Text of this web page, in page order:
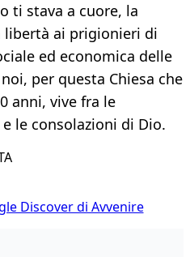
ti stava a cuore, la
libertà ai prigionieri di
ed economica delle
per questa Chiesa che
anni, vive fra le
le consolazioni di Dio.
Discover di Avvenire